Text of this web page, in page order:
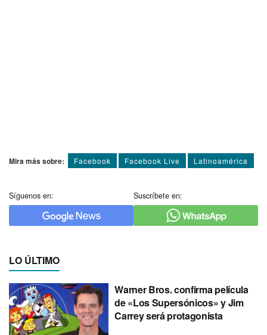
Mira más sobre: Facebook Facebook Live Latinoamérica
Síguenos en: Suscríbete en:
LO ÚLTIMO
Warner Bros. confirma película
de «Los Supersónicos» y Jim
Carrey será protagonista